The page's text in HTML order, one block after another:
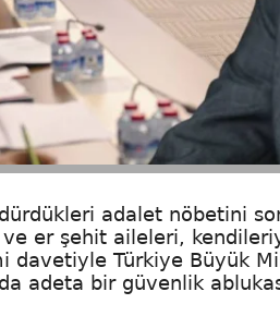
adalet nöbetini
er şehit aileleri,
davetiyle Türkiye Büyük
adeta bir güvenlik